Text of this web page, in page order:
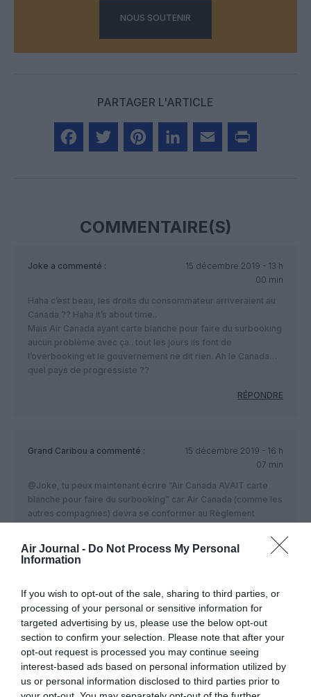
Air Journal - Do Not Process My Personal
Information
If you wish to opt-out of the sale, sharing to third parties, or
processing of your personal or sensitive information for
targeted advertising by us, please use the below opt-out
section to confirm your selection. Please note that after your
opt-out request is processed you may continue seeing
interest-based ads based on personal information utilized by
us or personal information disclosed to third parties prior to
NOUS SOUTENIR
PARTAGER L'ARTICLE
COMMENTAIRE(S)
Joke a commenté :
15 décembre 2019 - 13 h
00 min
Haha c’est beau, les droits du consommateur arriveraient au
Canada ?? Haha it’s about time..
Mais Air Canada ayant carte blanche pour faire du surbooking
aucun problème avec ça.. tout les jours ils font de
l’overbooking et le gouvernement ne dit rien. Ah le Canada…
quel pays de progressiste ??
RÉPONDRE
Grand Caribou a commenté :
15 décembre 2019 - 16 h
07 min
@Joke, tu peux maintenant écrire ”Air Canada AVAIT carte
blanche pour faire du surbooking” car Air Canada (comme les
autres compagnies) devra se conformer au Règlement
En tout cas les passagers ont maintenant une protection en
RÉPONDRE
Jokea commenté :
15 décembre 2019 - 19 h
53 min